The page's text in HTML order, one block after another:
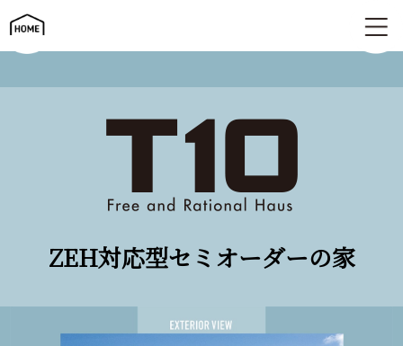
ZEH対応型セミオーダーの家 | T10
ZEH対応型セミオーダーの家